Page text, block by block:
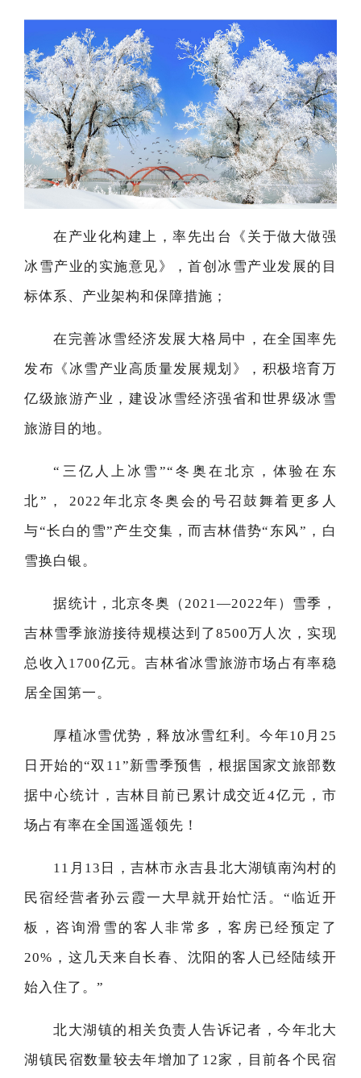
在产业化构建上，率先出台《关于做大做强
冰雪产业的实施意见》，首创冰雪产业发展的目
标体系、产业架构和保障措施；
在完善冰雪经济发展大格局中，在全国率先
发布《冰雪产业高质量发展规划》，积极培育万
亿级旅游产业，建设冰雪经济强省和世界级冰雪
旅游目的地。
“三亿人上冰雪”“冬奥在北京，体验在东
北”， 2022年北京冬奥会的号召鼓舞着更多人
与“长白的雪”产生交集，而吉林借势“东风”，白
雪换白银。
据统计，北京冬奥（2021—2022年）雪季，
吉林雪季旅游接待规模达到了8500万人次，实现
总收入1700亿元。吉林省冰雪旅游市场占有率稳
居全国第一。
厚植冰雪优势，释放冰雪红利。今年10月25
日开始的“双11”新雪季预售，根据国家文旅部数
据中心统计，吉林目前已累计成交近4亿元，市
场占有率在全国遥遥领先！
11月13日，吉林市永吉县北大湖镇南沟村的
民宿经营者孙云霞一大早就开始忙活。“临近开
板，咨询滑雪的客人非常多，客房已经预定了
20%，这几天来自长春、沈阳的客人已经陆续开
始入住了。”
北大湖镇的相关负责人告诉记者，今年北大
湖镇民宿数量较去年增加了12家，目前各个民宿